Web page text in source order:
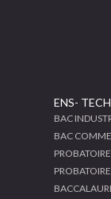
ENS-
BAC
BAC